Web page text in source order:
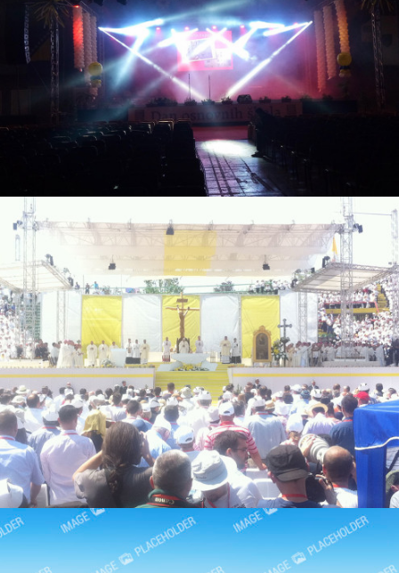
9. Januara 2016. Festivali
13. Oktobra 2015. Festivali